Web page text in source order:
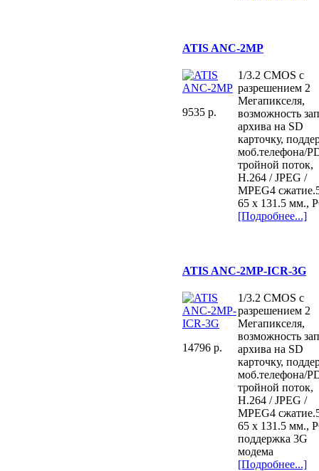
ATIS ANC-2MP
9535 p.
1/3.2 CMOS с
разрешением 2
Мегапикселя,
возможность
архива на SD
карточку,
моб.телефона/
тройной поток,
H.264 / JPEG /
MPEG4
65 x 131.5 мм.,
[Подробнее...]
ATIS ANC-2MP-ICR-3G
14796 p.
1/3.2 CMOS с
разрешением 2
Мегапикселя,
возможность
архива на SD
карточку,
моб.телефона/
тройной поток,
H.264 / JPEG /
MPEG4
65 x 131.5 мм.,
поддержка 3G
модема
[Подробнее...]